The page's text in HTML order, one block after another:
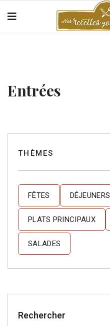
Entrées
THÈMES
FÊTES DÉJEUNERS
PLATS PRINCIPAUX
SALADES
Rechercher